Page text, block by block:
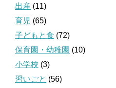
出産 (11)
育児 (65)
子どもと食 (72)
保育園・幼稚園 (10)
小学校 (3)
習いごと (56)